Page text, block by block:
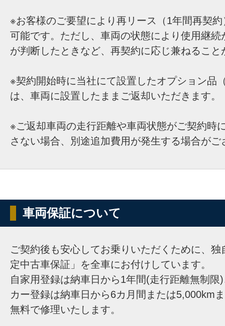
※お客様のご要望により再リース（1年間再契
可能です。ただし、車両の状態により使用継続
が判断したときなど、再契約に応じ兼ねること
※契約開始時に当社にて設置したオプション品
は、車両に設置したままご返却いただきます。
※ご返却車両の走行距離や車両状態がご契約時
さない場合、別途追加費用が発生する場合がご
車両保証について
ご契約後も安心してお乗りいただくために、
定中古車保証」を全車にお付けしています。
自家用登録は納車日から1年間(走行距離無制限
カー登録は納車日から6カ月間または5,000km
無料で修理いたします。